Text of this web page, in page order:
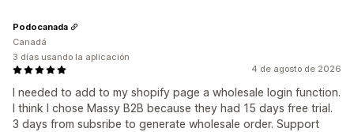
4 de agosto de 2026
I needed to add to my shopify page a wholesale login function.
I think I chose Massy B2B because they had 15 days free trial.
3 days from subsribe to generate wholesale order. Support
Podocanada
Canadá
3 días usando la aplicación